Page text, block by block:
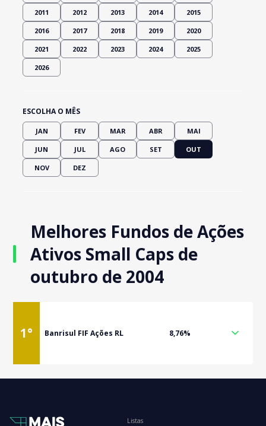
2011 2012 2013 2014 2015
2016 2017 2018 2019 2020
2021 2022 2023 2024 2025
2026
ESCOLHA O MÊS
JAN FEV MAR ABR MAI
JUN JUL AGO SET OUT
NOV DEZ
Melhores Fundos de Ações
Ativos Small Caps de
outubro de 2004
1° Banrisul FIF Ações RL 8,76%
Listas